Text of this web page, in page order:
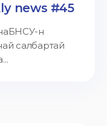
news #45
н
салбартай